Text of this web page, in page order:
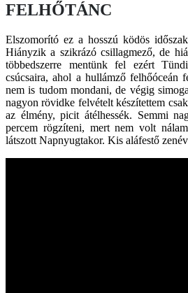
FELHŐTÁNC
Elszomorító ez a hosszú ködös
Hiányzik a szikrázó csillagmező, de
többedszerre mentünk fel ezért
csúcsaira, ahol a hullámző felhőóceán
nem is tudom mondani, de végig
nagyon rövidke felvételt készítettem
az élmény, picit átélhessék. Semmi
percem rögzíteni, mert nem volt
látszott Napnyugtakor. Kis aláfestő